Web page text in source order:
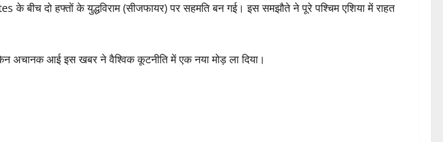
बीच दो हफ्तों के युद्धविराम (सीजफायर) पर सहमति बन गई। इस समझौते ने पूरे पश्चिम एशिया में राहत
अचानक आई इस खबर ने वैश्विक कूटनीति में एक नया मोड़ ला दिया।